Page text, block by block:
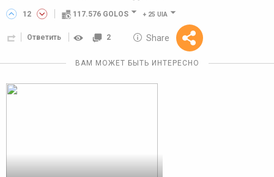
12 117.576 GOLOS + 25 UIA
Ответить 2 Share
Reward
10 GOLOS
ВАМ МОЖЕТ БЫТЬ ИНТЕРЕСНО